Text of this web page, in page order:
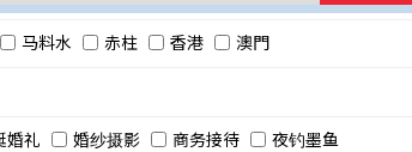
马料水 赤柱 香港 澳門
婚礼 婚纱摄影 商务接待 夜钓墨鱼